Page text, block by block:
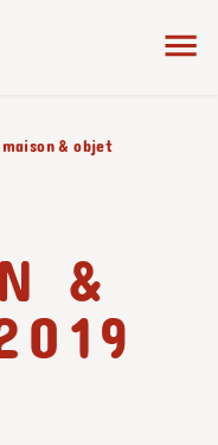
maison & objet
&